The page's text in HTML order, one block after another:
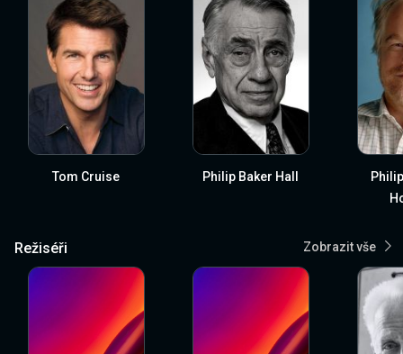
Tom Cruise Philip Baker Hall
Režiséři Zobrazit vše